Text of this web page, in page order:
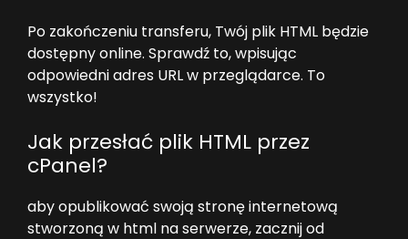
Po zakończeniu transferu, Twój plik HTML będzie
dostępny online. Sprawdź to, wpisując
odpowiedni adres URL w przeglądarce. To
wszystko!
Jak przesłać plik HTML przez
cPanel?
aby opublikować swoją stronę internetową
stworzoną w html na serwerze, zacznij od